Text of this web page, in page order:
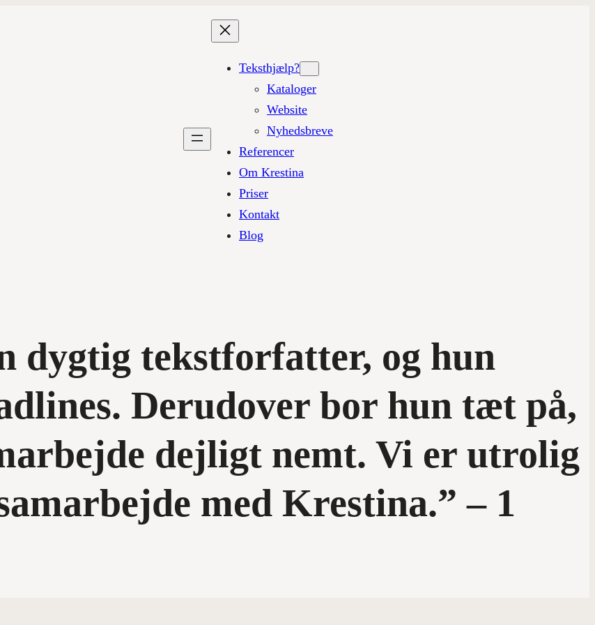
Teksthjælp?
Kataloger
Website
Nyhedsbreve
Referencer
Om Krestina
Priser
Kontakt
Blog
dygtig tekstforfatter, og hun
Derudover bor hun tæt på,
dejligt nemt. Vi er utrolig
med Krestina.” – 1